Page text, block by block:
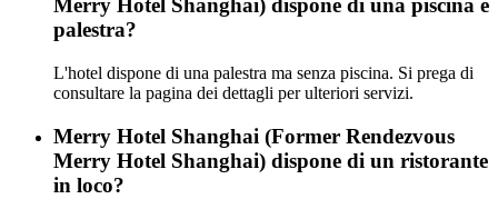
Merry Hotel Shanghai) dispone di una piscina e
palestra?
L'hotel dispone di una palestra ma senza piscina. Si prega di
consultare la pagina dei dettagli per ulteriori servizi.
Merry Hotel Shanghai (Former Rendezvous
Merry Hotel Shanghai) dispone di un ristorante
in loco?